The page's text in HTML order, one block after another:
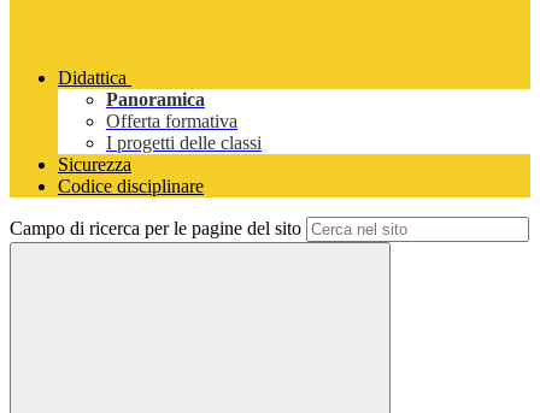
Didattica
Panoramica
Offerta formativa
I progetti delle classi
Sicurezza
Codice disciplinare
Campo di ricerca per le pagine del sito